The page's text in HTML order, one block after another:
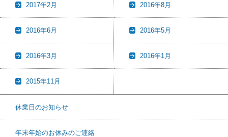
2017年2月 2016年8月
2016年6月 2016年5月
2016年3月 2016年1月
2015年11月
休業日のお知らせ
年末年始のお休みのご連絡